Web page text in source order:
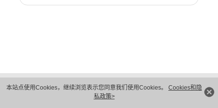
本站点使用Cookies，继续浏览表示您同意我们使用Cookies。 Cookies和隐
私政策>
隐私保护
法律声明